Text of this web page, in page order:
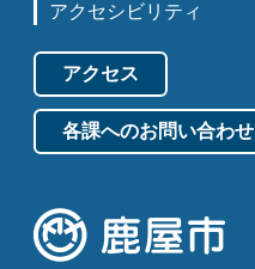
アクセシビリティ
アクセス
各課へのお問い合わせ